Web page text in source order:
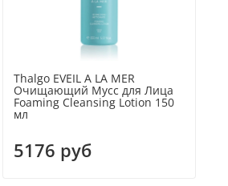
Thalgo EVEIL A LA MER
Очищающий Мусс для Лица
Foaming Cleansing Lotion 150
мл
5176 руб